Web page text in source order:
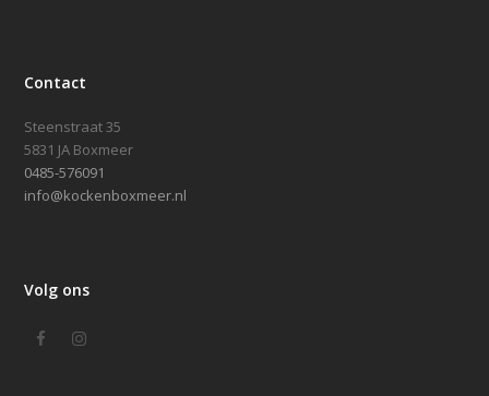
Contact
Steenstraat 35
5831 JA Boxmeer
0485-576091
info@kockenboxmeer.nl
Volg ons
FacebookInstagram